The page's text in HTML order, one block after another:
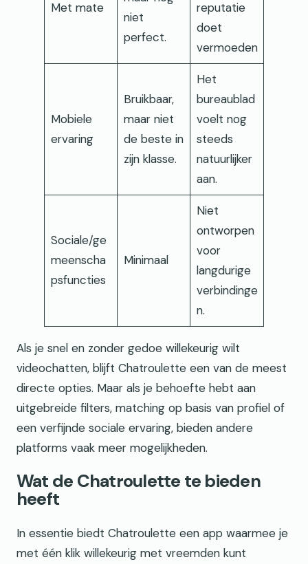
Met mate
niet
perfect.
reputatie
doet
vermoeden
Mobiele
ervaring
Bruikbaar,
maar niet
de beste in
zijn klasse.
Het
bureaublad
voelt nog
steeds
natuurlijker
aan.
Sociale/ge
meenscha
psfuncties
Minimaal
Niet
ontworpen
voor
langdurige
verbindinge
n.
Als je snel en zonder gedoe willekeurig wilt
videochatten, blijft Chatroulette een van de meest
directe opties. Maar als je behoefte hebt aan
uitgebreide filters, matching op basis van profiel of
een verfijnde sociale ervaring, bieden andere
platforms vaak meer mogelijkheden.
Wat de Chatroulette te bieden
heeft
In essentie biedt Chatroulette een app waarmee je
met één klik willekeurig met vreemden kunt